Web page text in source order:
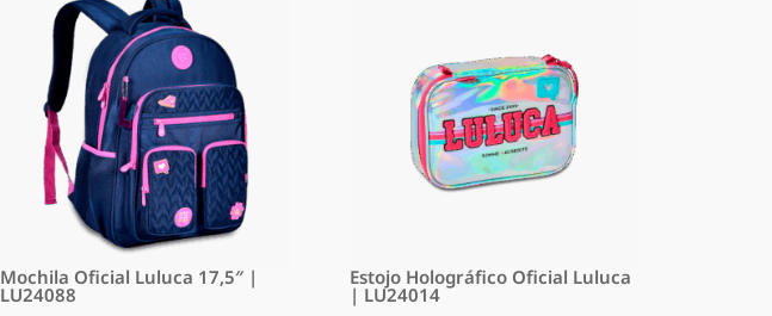
Mochila Oficial Luluca 17,5″ |
LU24088
Estojo Holográfico Oficial Luluca
| LU24014